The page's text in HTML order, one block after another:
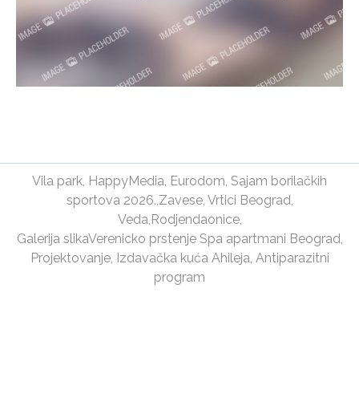
Vila park HappyMedia Eurodom Sajam borilačkih
sportova 2026. Zavese, Vrtici Beograd
Veda Rodjendaonice,
Galerija slikaVerenicko prstenje Spa apartmani Beograd
Projektovanje, Izdavačka kuća Ahileja Antiparazitni
program